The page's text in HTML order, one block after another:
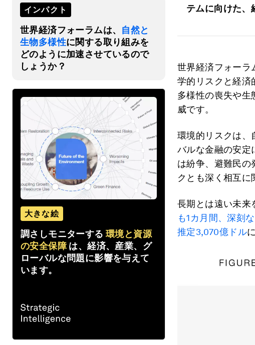
インパクト
世界経済フォーラムは、 自然と
生物多様性に関する取り組みを
どのように加速させているので
しょうか？
大きな絵
調さしモニターする 環境と資源
の安全保障 は、経済、産業、グ
ローバルな問題に影響を与えて
います。
テムに向けた、
世界経済フォーラ
学的リスクと経済
多様性の喪失や生
威です。
環境的リスクは、
バルな金融の安定
は紛争、避難民の
クとも深く相互に
長期とは遠い未来
も1カ月間、深刻
推定3,070億ドル